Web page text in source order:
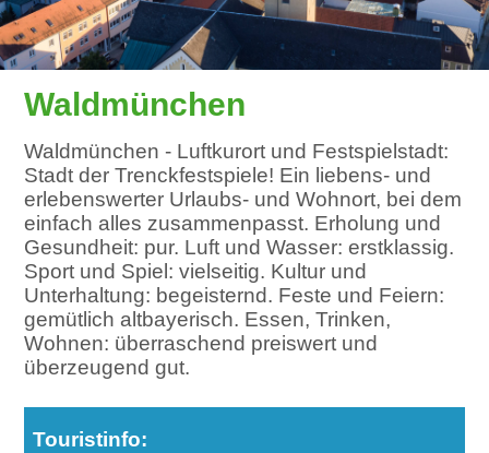
Waldmünchen
Waldmünchen - Luftkurort und Festspielstadt:
Stadt der Trenckfestspiele! Ein liebens- und
erlebenswerter Urlaubs- und Wohnort, bei dem
einfach alles zusammenpasst. Erholung und
Gesundheit: pur. Luft und Wasser: erstklassig.
Sport und Spiel: vielseitig. Kultur und
Unterhaltung: begeisternd. Feste und Feiern:
gemütlich altbayerisch. Essen, Trinken,
Wohnen: überraschend preiswert und
überzeugend gut.
Touristinfo: